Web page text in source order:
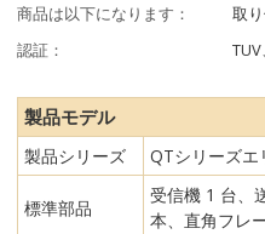
商品は以下になります：
取
認証：
製品モデル
製品シリーズ QTシリーズエ
標準部品
受信機 1 台、
本、直角フレ